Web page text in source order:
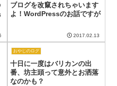
ブログを改竄されちゃいます
よ！WordPressのお話ですが
2017.02.13
おやじのログ
十日に一度はバリカンの出
番、坊主頭って意外とお洒落
なのかも？